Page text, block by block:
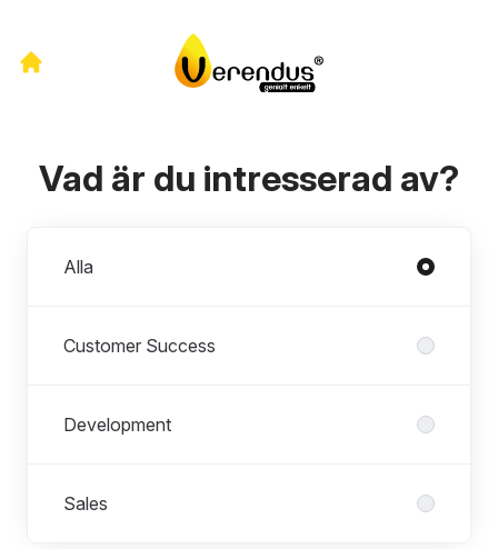
Vad är du intresserad av?
Alla
Customer Success
Development
Sales